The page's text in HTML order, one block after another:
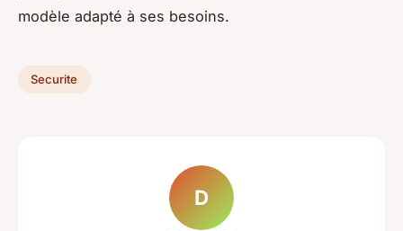
modèle adapté à ses besoins.
Securite
D